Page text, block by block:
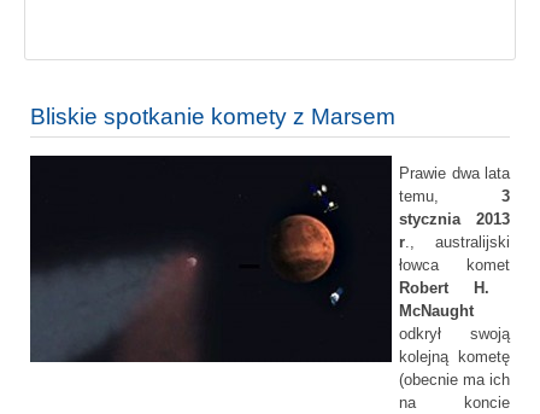
Bliskie spotkanie komety z Marsem
Prawie dwa lata
temu, 3
stycznia 2013
r ., australijski
łowca komet
Robert H.
McNaught
odkrył swoją
kolejną kometę
(obecnie ma ich
na koncie